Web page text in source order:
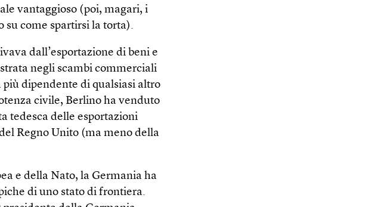
vantaggioso (poi, magari, i
su come spartirsi la torta).
dall’esportazione di beni e
negli scambi commerciali
dipendente di qualsiasi altro
civile, Berlino ha venduto
tedesca delle esportazioni
Regno Unito (ma meno della
e della Nato, la Germania ha
di uno stato di frontiera.